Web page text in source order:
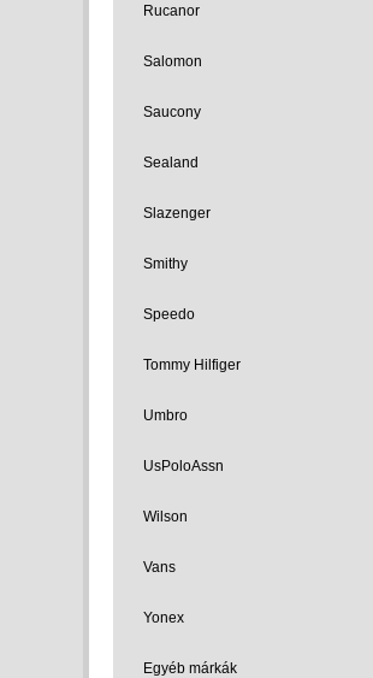
Rucanor
Salomon
Saucony
Sealand
Slazenger
Smithy
Speedo
Tommy Hilfiger
Umbro
UsPoloAssn
Wilson
Vans
Yonex
Egyéb márkák